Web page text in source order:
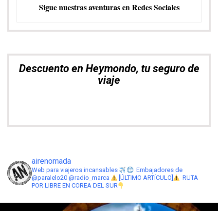
Explora. Compara. Alquila el mejor
coche
airenomada
Web para viajeros incansables
Embajadores de
@paralelo20 @radio_marca
[ÚLTIMO ARTÍCULO]
RUTA
POR LIBRE EN COREA DEL SUR